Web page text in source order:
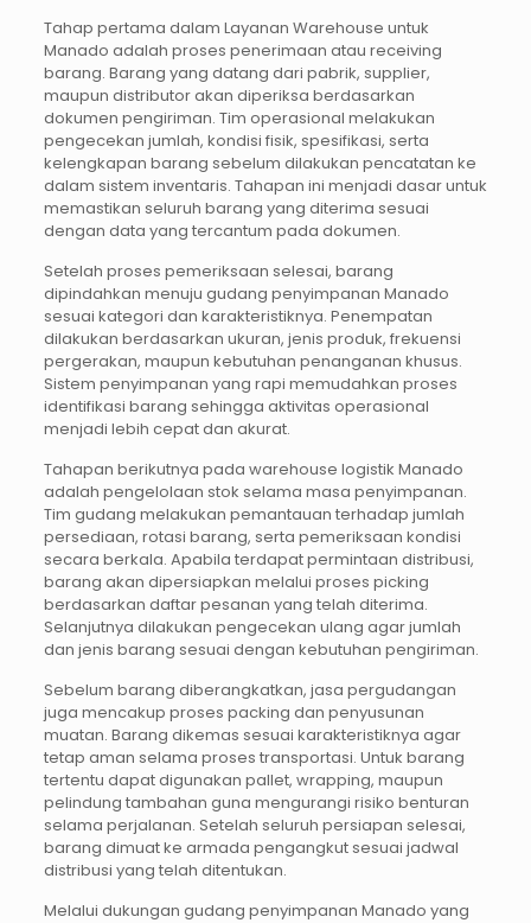
Tahap pertama dalam Layanan Warehouse untuk
Manado adalah proses penerimaan atau receiving
barang. Barang yang datang dari pabrik, supplier,
maupun distributor akan diperiksa berdasarkan
dokumen pengiriman. Tim operasional melakukan
pengecekan jumlah, kondisi fisik, spesifikasi, serta
kelengkapan barang sebelum dilakukan pencatatan ke
dalam sistem inventaris. Tahapan ini menjadi dasar untuk
memastikan seluruh barang yang diterima sesuai
dengan data yang tercantum pada dokumen.
Setelah proses pemeriksaan selesai, barang
dipindahkan menuju gudang penyimpanan Manado
sesuai kategori dan karakteristiknya. Penempatan
dilakukan berdasarkan ukuran, jenis produk, frekuensi
pergerakan, maupun kebutuhan penanganan khusus.
Sistem penyimpanan yang rapi memudahkan proses
identifikasi barang sehingga aktivitas operasional
menjadi lebih cepat dan akurat.
Tahapan berikutnya pada warehouse logistik Manado
adalah pengelolaan stok selama masa penyimpanan.
Tim gudang melakukan pemantauan terhadap jumlah
persediaan, rotasi barang, serta pemeriksaan kondisi
secara berkala. Apabila terdapat permintaan distribusi,
barang akan dipersiapkan melalui proses picking
berdasarkan daftar pesanan yang telah diterima.
Selanjutnya dilakukan pengecekan ulang agar jumlah
dan jenis barang sesuai dengan kebutuhan pengiriman.
Sebelum barang diberangkatkan, jasa pergudangan
juga mencakup proses packing dan penyusunan
muatan. Barang dikemas sesuai karakteristiknya agar
tetap aman selama proses transportasi. Untuk barang
tertentu dapat digunakan pallet, wrapping, maupun
pelindung tambahan guna mengurangi risiko benturan
selama perjalanan. Setelah seluruh persiapan selesai,
barang dimuat ke armada pengangkut sesuai jadwal
distribusi yang telah ditentukan.
Melalui dukungan gudang penyimpanan Manado yang